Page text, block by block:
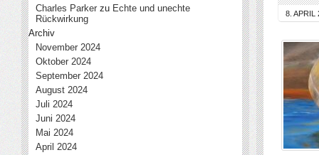
8. APRIL
Charles Parker zu Echte und unechte
Rückwirkung
Archiv
November 2024
Oktober 2024
September 2024
August 2024
Juli 2024
Juni 2024
Mai 2024
April 2024